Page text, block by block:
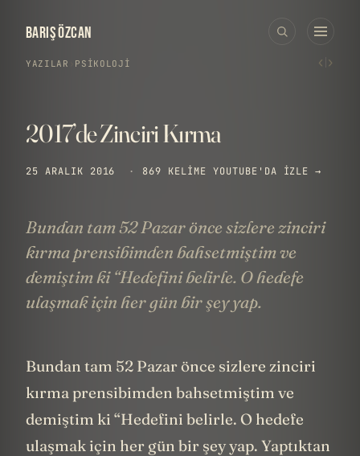
BARIŞ ÖZCAN
YAZILAR PSIKOLOJI ‹ ›
2017’de Zinciri Kırma
25 ARALIK 2016 · 869 KELIME YOUTUBE'DA IZLE →
Bundan tam 52 Pazar önce sizlere zinciri
kırma prensibimden bahsetmiştim ve
demiştim ki “Hedefini belirle. O hedefe
ulaşmak için her gün bir şey yap.
Bundan tam 52 Pazar önce sizlere zinciri
kırma prensibimden bahsetmiştim ve
demiştim ki “Hedefini belirle. O hedefe
ulaşmak için her gün bir şey yap. Yaptıktan